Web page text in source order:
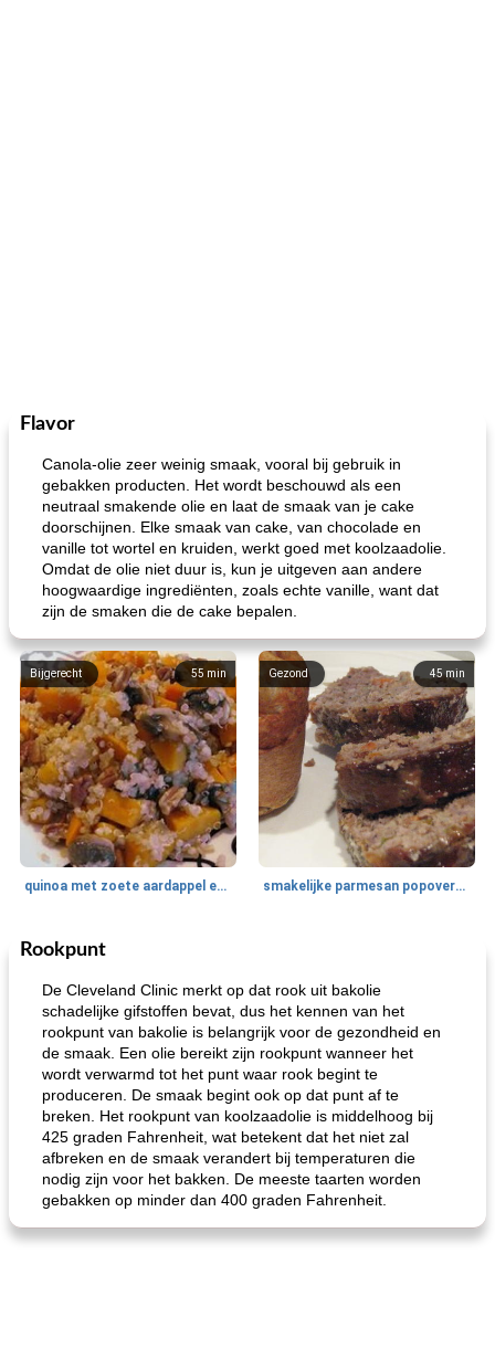
Flavor
Canola-olie zeer weinig smaak, vooral bij gebruik in
gebakken producten. Het wordt beschouwd als een
neutraal smakende olie en laat de smaak van je cake
doorschijnen. Elke smaak van cake, van chocolade en
vanille tot wortel en kruiden, werkt goed met koolzaadolie.
Omdat de olie niet duur is, kun je uitgeven aan andere
hoogwaardige ingrediënten, zoals echte vanille, want dat
zijn de smaken die de cake bepalen.
55 min
Bijgerecht
quinoa met zoete aardappel en champignons
45min
Gezond
smakelijke parmesan popovers (gezonder!)
One Dish Meal
gemakkelijke rijst en hamburger een gerecht diner
Rookpunt
De Cleveland Clinic merkt op dat rook uit bakolie
schadelijke gifstoffen bevat, dus het kennen van het
rookpunt van bakolie is belangrijk voor de gezondheid en
de smaak. Een olie bereikt zijn rookpunt wanneer het
wordt verwarmd tot het punt waar rook begint te
produceren. De smaak begint ook op dat punt af te
breken. Het rookpunt van koolzaadolie is middelhoog bij
425 graden Fahrenheit, wat betekent dat het niet zal
afbreken en de smaak verandert bij temperaturen die
nodig zijn voor het bakken. De meeste taarten worden
gebakken op minder dan 400 graden Fahrenheit.